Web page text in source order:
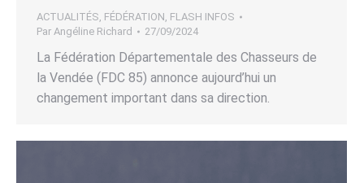
ACTUALITÉS FÉDÉRATION FLASH INFOS
Par Angéline Richard 27/09/2024
La Fédération Départementale des Chasseurs de
la Vendée (FDC 85) annonce aujourd’hui un
changement important dans sa direction.